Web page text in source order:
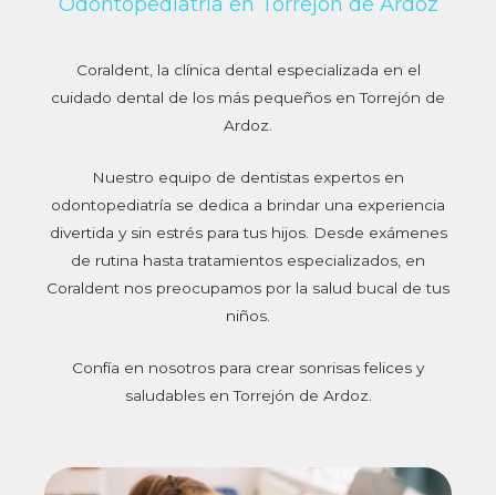
Coraldent, la clínica dental especializada en el
cuidado dental de los más pequeños en Torrejón de
Ardoz.
Nuestro equipo de dentistas expertos en
odontopediatría se dedica a brindar una experiencia
divertida y sin estrés para tus hijos. Desde exámenes
de rutina hasta tratamientos especializados, en
Coraldent nos preocupamos por la salud bucal de tus
niños.
Confía en nosotros para crear sonrisas felices y
saludables en Torrejón de Ardoz.